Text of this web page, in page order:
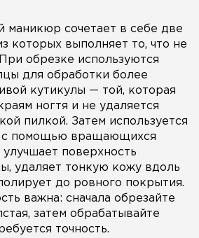
маникюр сочетает в себе две
которых выполняет то, что не
обрезке используются
для обработки более
кутикулы — той, которая
ногтя и не удаляется
пилкой. Затем используется
с помощью вращающихся
поверхность
удаляет тонкую кожу вдоль
до ровного покрытия.
важна: сначала обрезайте
затем обрабатывайте
точность.